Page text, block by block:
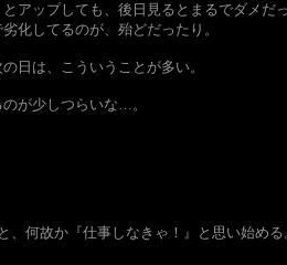
とアップしても、後日見るとまるでダメ
化してるのが、殆どだったり。
日は、こういうことが多い。
が少しつらいな…。
、何故か『仕事しなきゃ！』と思い始める